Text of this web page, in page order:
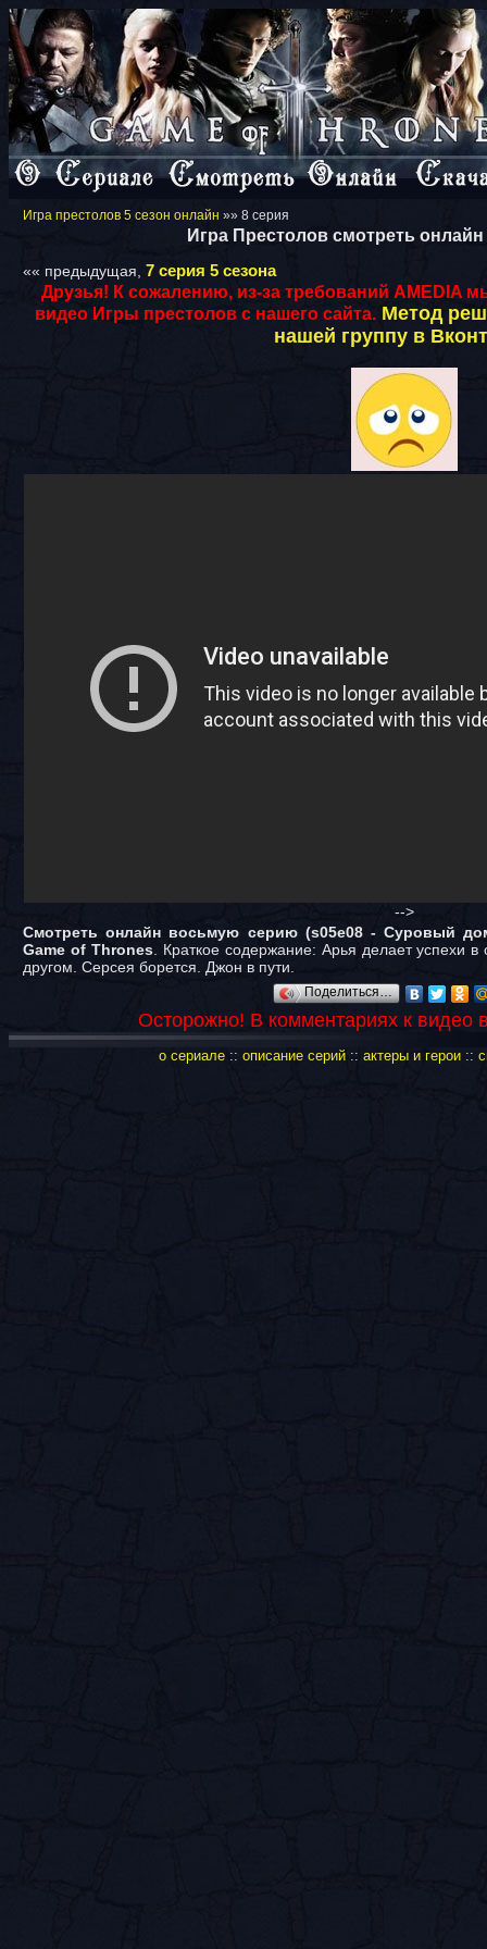
Игра престолов 5 сезон онлайн »» 8 серия
Игра Престолов смотреть онлайн
«« предыдущая, 7 серия 5 сезона
Друзья! К сожалению, из-за требований AMEDIA
видео Игры престолов с нашего сайта. Метод
нашей группу в
-->
Смотреть онлайн восьмую серию (s05e08 - Суровый
Game of Thrones. Краткое содержание: Арья делает успехи
другом. Серсея борется. Джон в пути.
Поделиться…
Осторожно! В комментариях к видео
о сериале:: описание серий:: актеры и герои::